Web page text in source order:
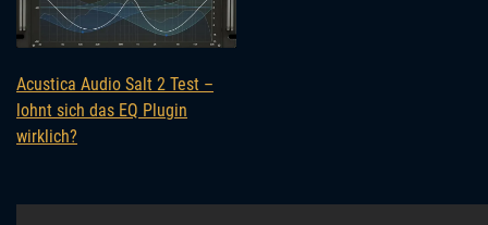
Acustica Audio Salt 2 Test –
lohnt sich das EQ Plugin
wirklich?